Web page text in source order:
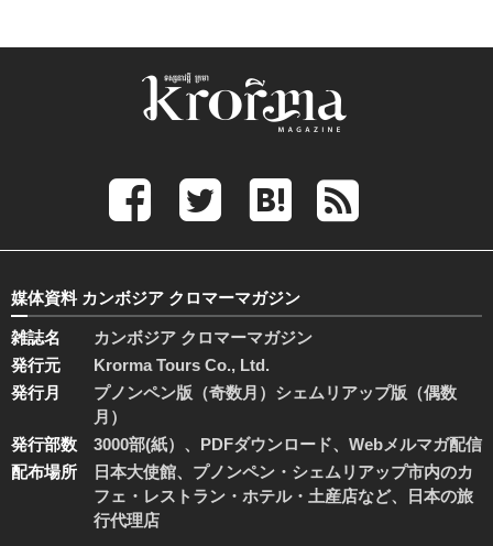
媒体資料 カンボジア クロマーマガジン
雑誌名
カンボジア クロマーマガジン
発行元
Krorma Tours Co., Ltd.
発行月
プノンペン版（奇数月）シェムリアップ版（偶数
月）
発行部数
3000部(紙）、PDFダウンロード、Webメルマガ配信
配布場所
日本大使館、プノンペン・シェムリアップ市内のカ
フェ・レストラン・ホテル・土産店など、日本の旅
行代理店